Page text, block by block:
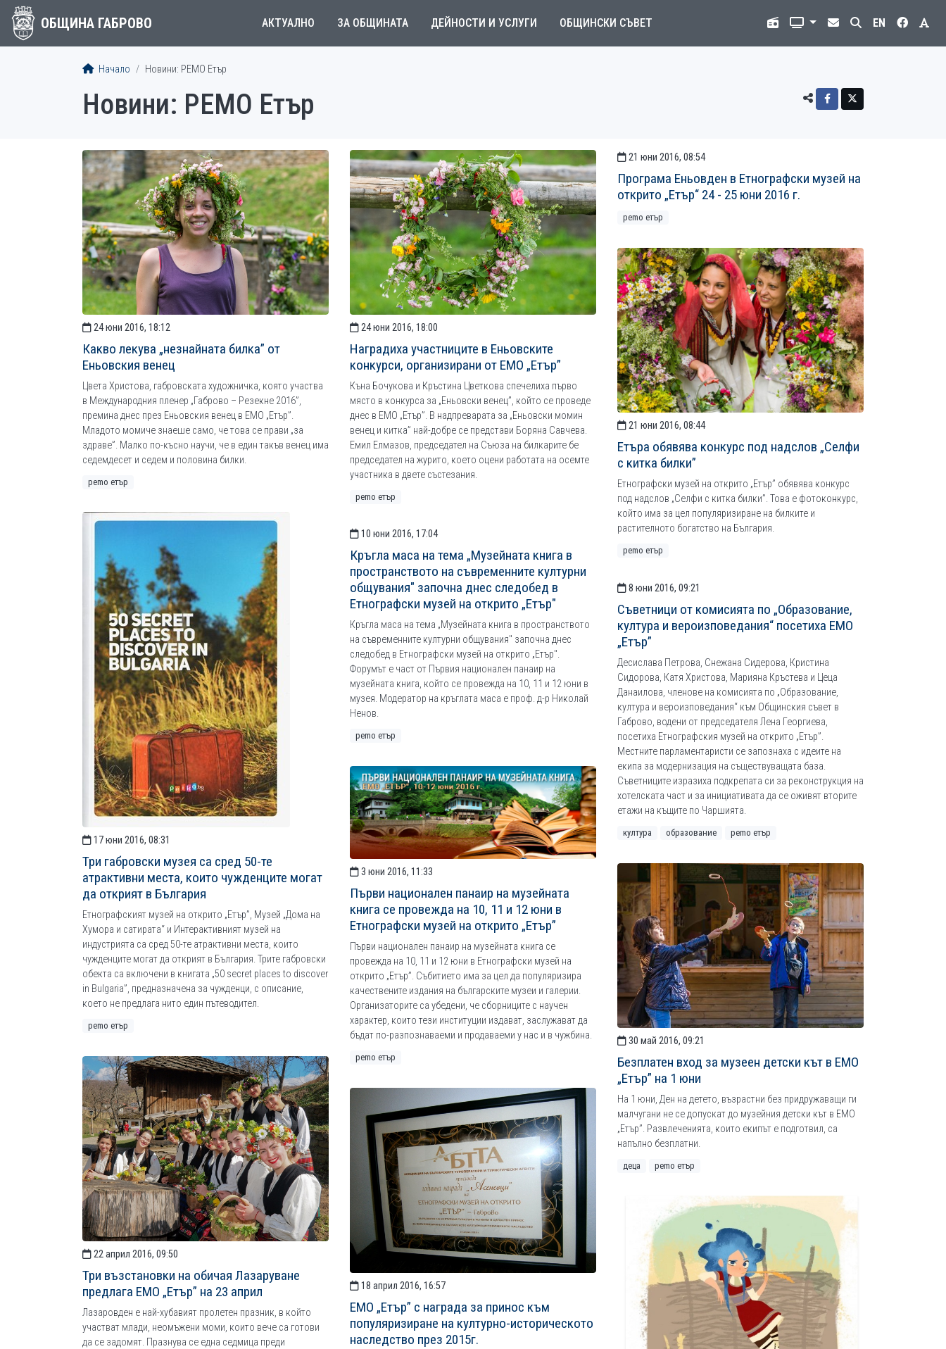
ОБЩИНА ГАБРОВО АКТУАЛНО ЗА ОБЩИНАТА ДЕЙНОСТИ И УСЛУГИ ОБЩИНСКИ СЪВЕТ EN
Начало Новини: РEMO Етър
Новини: РEMO Етър
СТАТИИ
24 юни 2016, 18:12
Какво лекува „незнайната билка” от
Еньовския венец
Цвета Христова, габровската художничка, която участва
в Международния пленер „Габрово – Резекне 2016”,
премина днес през Еньовския венец в ЕМО „Етър”.
Младото момиче знаеше само, че това се прави „за
здраве”. Малко по-късно научи, че в един такъв венец има
седемдесет и седем и половина билки.
рemo етър
24 юни 2016, 18:00
Наградиха участниците в Еньовските
конкурси, организирани от ЕМО „Етър”
Къна Бочукова и Кръстина Цветкова спечелиха първо
място в конкурса за „Еньовски венец”, който се проведе
днес в ЕМО „Етър”. В надпреварата за „Еньовски момин
венец и китка” най-добре се представи Боряна Савчева.
Емил Елмазов, председател на Съюза на билкарите бе
председател на журито, което оцени работата на осемте
участника в двете състезания.
рemo етър
21 юни 2016, 08:54
Програма Еньовден в Етнографски музей на
открито „Етър“ 24 - 25 юни 2016 г.
рemo етър
21 юни 2016, 08:44
Етъра обявява конкурс под надслов „Селфи
с китка билки”
Етнографски музей на открито „Етър” обявява конкурс
под надслов „Селфи с китка билки”. Това е фотоконкурс,
който има за цел популяризиране на билките и
растителното богатство на България.
рemo етър
17 юни 2016, 08:31
Три габровски музея са сред 50-те
атрактивни места, които чужденците могат
да открият в България
Етнографският музей на открито „Етър”, Музей „Дома на
Хумора и сатирата“ и Интерактивният музей на
индустрията са сред 50-те атрактивни места, които
чужденците могат да открият в България. Трите габровски
обекта са включени в книгата „50 secret places to discover
in Bulgaria”, предназначена за чужденци, с описание,
което не предлага нито един пътеводител.
рemo етър
10 юни 2016, 17:04
Кръгла маса на тема „Музейната книга в
пространството на съвременните културни
общувания" започна днес следобед в
Етнографски музей на открито „Етър"
Кръгла маса на тема „Музейната книга в пространството
на съвременните културни общувания" започна днес
следобед в Етнографски музей на открито „Етър".
Форумът е част от Първия национален панаир на
музейната книга, който се провежда на 10, 11 и 12 юни в
музея. Модератор на кръглата маса е проф. д-р Николай
Ненов.
рemo етър
8 юни 2016, 09:21
Съветници от комисията по „Образование,
култура и вероизповедания“ посетиха ЕМО
„Етър”
Десислава Петрова, Снежана Сидерова, Кристина
Сидорова, Катя Христова, Марияна Кръстева и Цеца
Данаилова, членове на комисията по „Образование,
култура и вероизповедания“ към Общинския съвет в
Габрово, водени от председателя Лена Георгиева,
посетиха Етнографския музей на открито „Етър”.
Местните парламентаристи се запознаха с идеите на
екипа за модернизация на съществуващата база.
Съветниците изразиха подкрепата си за реконструкция на
хотелската част и за инициативата да се оживят вторите
етажи на къщите по Чаршията.
култура образование рemo етър
3 юни 2016, 11:33
Първи национален панаир на музейната
книга се провежда на 10, 11 и 12 юни в
Етнографски музей на открито „Етър”
Първи национален панаир на музейната книга се
провежда на 10, 11 и 12 юни в Етнографски музей на
открито „Етър”. Събитието има за цел да популяризира
качествените издания на българските музеи и галерии.
Организаторите са убедени, че сборниците с научен
характер, които тези институции издават, заслужават да
бъдат по-разпознаваеми и продаваеми у нас и в чужбина.
рemo етър
30 май 2016, 09:21
Безплатен вход за музеен детски кът в ЕМО
„Етър” на 1 юни
На 1 юни, Ден на детето, възрастни без придружаващи ги
малчугани не се допускат до музейния детски кът в ЕМО
„Етър”. Развлеченията, които екипът е подготвил, са
напълно безплатни.
деца рemo етър
22 април 2016, 09:50
Три възстановки на обичая Лазаруване
предлага ЕМО „Етър” на 23 април
Лазаровден е най-хубавият пролетен празник, в който
участват млади, неомъжени моми, които вече са готови
да се задомят. Празнува се една седмица преди
18 април 2016, 16:57
ЕМО „Етър” с награда за принос към
популяризиране на културно-историческото
наследство през 2015г.